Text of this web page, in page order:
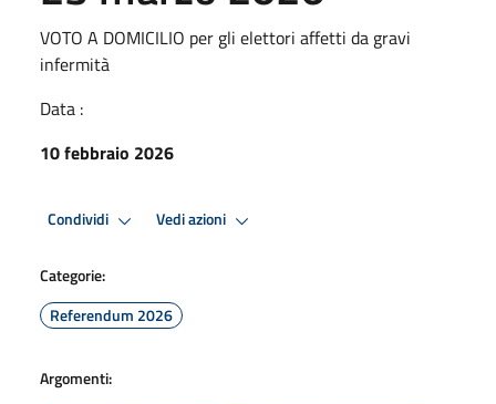
VOTO A DOMICILIO per gli elettori affetti da gravi
infermità
Data :
10 febbraio 2026
Condividi Vedi azioni
Categorie:
Referendum 2026
Argomenti: